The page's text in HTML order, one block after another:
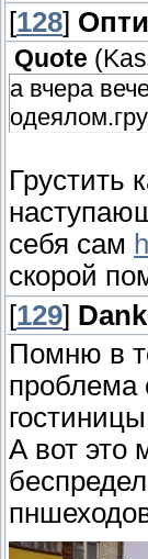
[128]
Quote (
а вчера
Грустить
себя сам
скорой
[129]
Помню в
проблема
А вот это